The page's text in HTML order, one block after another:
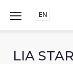
content
EN
LIA